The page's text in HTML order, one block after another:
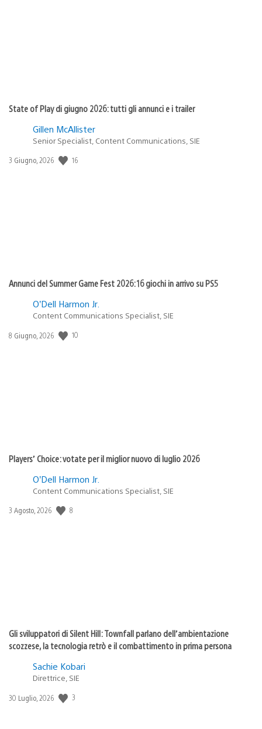
State of Play di giugno 2026: tutti gli annunci e i trailer
Gillen McAllister
Senior Specialist, Content Communications, SIE
Data
3 Giugno, 2026 16
Annunci del Summer Game Fest 2026: 16 giochi in arrivo su PS5
O’Dell Harmon Jr.
Content Communications Specialist, SIE
Data
8 Giugno, 2026 10
Players’ Choice: votate per il miglior nuovo di luglio 2026
O’Dell Harmon Jr.
Content Communications Specialist, SIE
Data
3 Agosto, 2026 8
Gli sviluppatori di Silent Hill: Townfall parlano dell’ambientazione
scozzese, la tecnologia retrò e il combattimento in prima persona
Sachie Kobari
Direttrice, SIE
Data
30 Luglio, 2026 3